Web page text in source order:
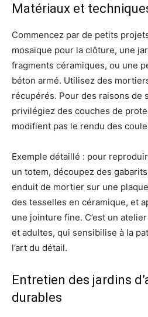
Matériaux et
Commencez par de petits
mosaïque pour la clôture, une
fragments céramiques, ou une
béton armé. Utilisez des
récupérés. Pour des raisons de
privilégiez des couches de
modifient pas le rendu des
Exemple détaillé : pour
un totem, découpez des
enduit de mortier sur une
des tesselles en céramique, et
une jointure fine. C’est un
et adultes, qui sensibilise à la
l’art du détail.
Entretien des jardins
durables